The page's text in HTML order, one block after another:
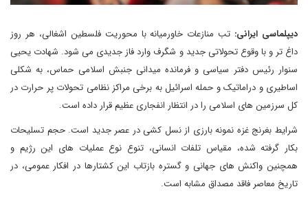
دیپلماسی ایرانی: تب منازعات خاورمیانه با محوریت فلسطین اشغالی، هر روز
داغ تر و با وقوع تحولاتی جدید و شگرف وارد فاز جدیدی می شود. شهادت یحیی
سنوار رئیس دفتر سیاسی و فرمانده میدانی جنبش اسلامی حماس، به شکلی
اساطیری و دراماتیک و حمله اسرائیل به برخی مراکز نظامی تحولات پر حرارت در
کل سرزمین های اسلامی را در انتظار انفجاری عظیم قرار داده است.
شرایط بغرنج غزه نمونه بارزی از نسل کشی در عصر جدید است. حجم تسلیحات
بکار گرفته شده، مقیاس تلفات انسانی، تنوع نوع عملیات های این رژیم و
همچنین واکنش های جهانی و گستره بازتاب این کشتارها در افکار عمومی، در
تاریخ معاصر فاقد مصداق مشابه است.